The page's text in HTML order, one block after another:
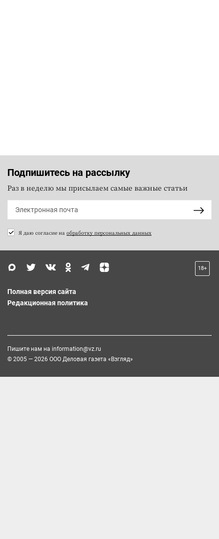
Подпишитесь на рассылку
Раз в неделю мы присылаем самые важные статьи
Я даю согласие на обработку персональных данных
18+
Полная версия сайта
Редакционная политика
Пишите нам на information@vz.ru
© 2005 — 2026 ООО Деловая газета «Взгляд»